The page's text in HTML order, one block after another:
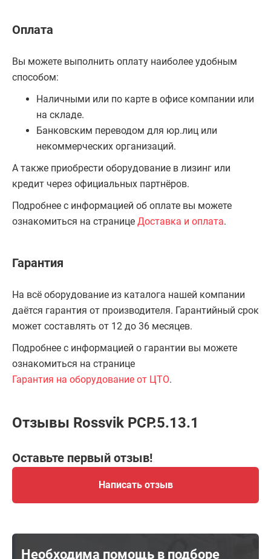
Оплата
Вы можете выполнить оплату наиболее удобным
способом:
Наличными или по карте в офисе компании или
на складе.
Банковским переводом для юр.лиц или
некоммерческих организаций.
А также приобрести оборудование в лизинг или
кредит через официальных партнёров.
Подробнее с информацией об оплате вы можете
ознакомиться на странице Доставка и оплата.
Гарантия
На всё оборудование из каталога нашей компании
даётся гарантия от производителя. Гарантийный срок
может составлять от 12 до 36 месяцев.
Подробнее с информацией о гарантии вы можете
ознакомиться на странице
Гарантия на оборудование от ЦТО.
Отзывы Rossvik PCP.5.13.1
Оставьте первый отзыв!
Написать отзыв
Необходима помощь в подборе